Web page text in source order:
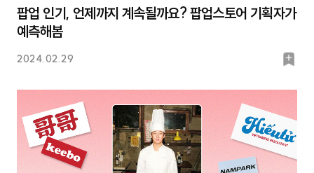
팝업 인기, 언제까지 계속될까요? 팝업스토어 기획자가
예측해봄
2024.02.29
북